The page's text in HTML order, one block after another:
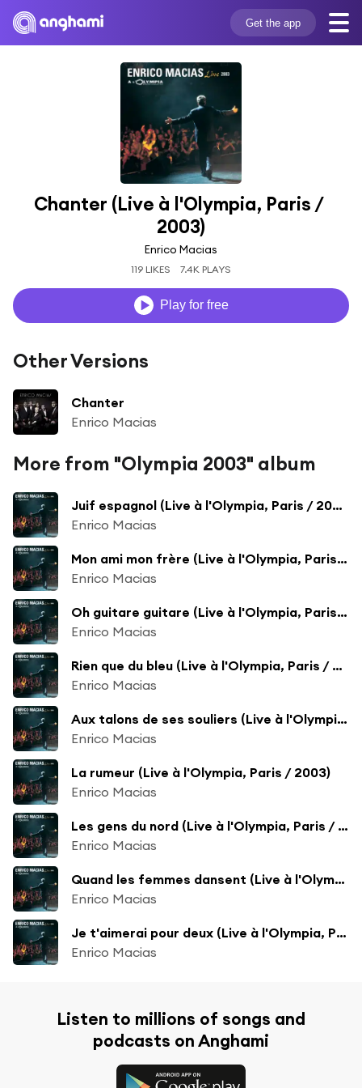
Get the app
Chanter (Live à l'Olympia, Paris /
2003)
Enrico Macias
119 LIKES 7.4K PLAYS
Play for free
Other Versions
Chanter
Enrico Macias
More from "Olympia 2003" album
Juif espagnol (Live à l'Olympia, Paris / 2003)
Enrico Macias
Mon ami mon frère (Live à l'Olympia, Paris / 2003)
Enrico Macias
Oh guitare guitare (Live à l'Olympia, Paris / 2003)
Enrico Macias
Rien que du bleu (Live à l'Olympia, Paris / 2003)
Enrico Macias
Aux talons de ses souliers (Live à l'Olympia, Paris / 2003)
Enrico Macias
La rumeur (Live à l'Olympia, Paris / 2003)
Enrico Macias
Les gens du nord (Live à l'Olympia, Paris / 2003)
Enrico Macias
Quand les femmes dansent (Live à l'Olympia, Paris / 2003)
Enrico Macias
Je t'aimerai pour deux (Live à l'Olympia, Paris / 2003)
Enrico Macias
Listen to millions of songs and
podcasts on Anghami